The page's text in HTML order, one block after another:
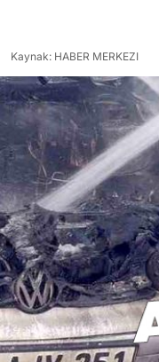
Kaynak: HABER MERKEZI